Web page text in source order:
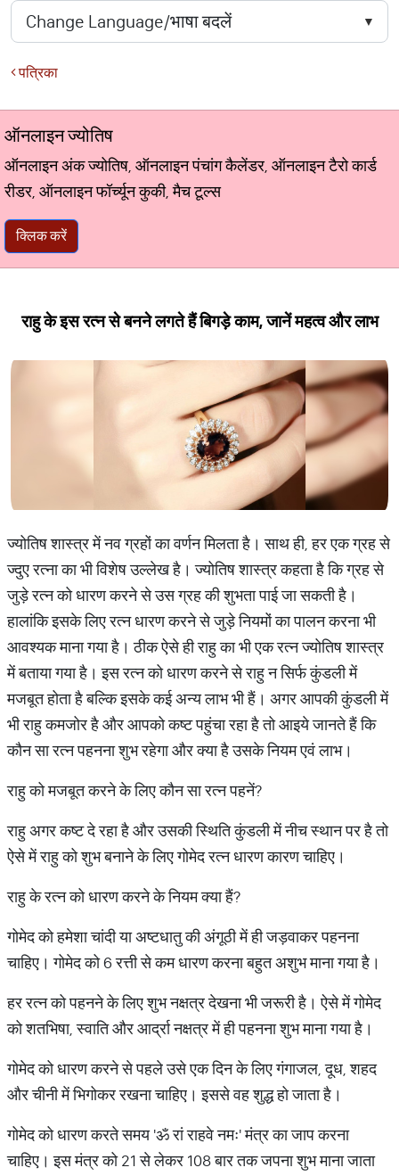
पत्रिका
ऑनलाइन ज्योतिष
ऑनलाइन अंक ज्योतिष, ऑनलाइन पंचांग कैलेंडर, ऑनलाइन टैरो कार्ड
रीडर, ऑनलाइन फॉर्च्यून कुकी, मैच टूल्स
क्लिक करें
राहु के इस रत्न से बनने लगते हैं बिगड़े काम, जानें महत्व और लाभ
ज्योतिष शास्त्र में नव ग्रहों का वर्णन मिलता है। साथ ही, हर एक ग्रह से
ज्दुए रत्ना का भी विशेष उल्लेख है। ज्योतिष शास्त्र कहता है कि ग्रह से
जुड़े रत्न को धारण करने से उस ग्रह की शुभता पाई जा सकती है।
हालांकि इसके लिए रत्न धारण करने से जुड़े नियमों का पालन करना भी
आवश्यक माना गया है। ठीक ऐसे ही राहु का भी एक रत्न ज्योतिष शास्त्र
में बताया गया है। इस रत्न को धारण करने से राहु न सिर्फ कुंडली में
मजबूत होता है बल्कि इसके कई अन्य लाभ भी हैं। अगर आपकी कुंडली में
भी राहु कमजोर है और आपको कष्ट पहुंचा रहा है तो आइये जानते हैं कि
कौन सा रत्न पहनना शुभ रहेगा और क्या है उसके नियम एवं लाभ।
राहु को मजबूत करने के लिए कौन सा रत्न पहनें?
राहु अगर कष्ट दे रहा है और उसकी स्थिति कुंडली में नीच स्थान पर है तो
ऐसे में राहु को शुभ बनाने के लिए गोमेद रत्न धारण कारण चाहिए।
राहु के रत्न को धारण करने के नियम क्या हैं?
गोमेद को हमेशा चांदी या अष्टधातु की अंगूठी में ही जड़वाकर पहनना
चाहिए। गोमेद को 6 रत्ती से कम धारण करना बहुत अशुभ माना गया है।
हर रत्न को पहनने के लिए शुभ नक्षत्र देखना भी जरूरी है। ऐसे में गोमेद
को शतभिषा, स्वाति और आर्द्रा नक्षत्र में ही पहनना शुभ माना गया है।
गोमेद को धारण करने से पहले उसे एक दिन के लिए गंगाजल, दूध, शहद
और चीनी में भिगोकर रखना चाहिए। इससे वह शुद्ध हो जाता है।
गोमेद को धारण करते समय 'ॐ रां राहवे नमः' मंत्र का जाप करना
चाहिए। इस मंत्र को 21 से लेकर 108 बार तक जपना शुभ माना जाता